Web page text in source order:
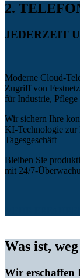
2.
JEDERZEIT
Moderne Cloud-
Zugriff von
für Industrie,
Wir sichern Ihre
KI-Technologie zur
Tagesgeschäft
Bleiben Sie
mit 24/7-
Was ist,
Wir erschaffen